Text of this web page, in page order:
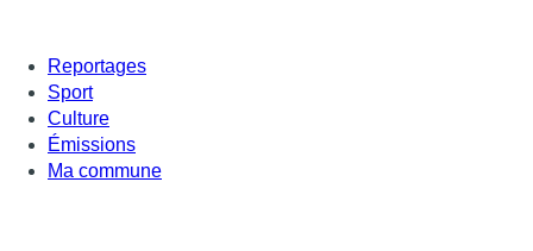
Reportages
Sport
Culture
Émissions
Ma commune